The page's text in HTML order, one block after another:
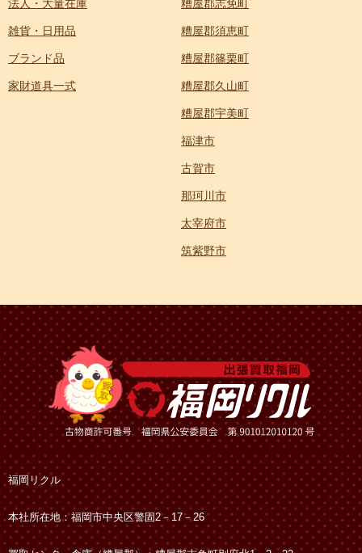
法人・大量在庫
雑貨・日用品
ブランド品
家財道具一式
糟屋郡志免町
糟屋郡須恵町
糟屋郡篠栗町
糟屋郡久山町
糟屋郡宇美町
福津市
古賀市
那珂川市
太宰府市
筑紫野市
福岡リクル
本社所在地：福岡市中央区警固2－17－26